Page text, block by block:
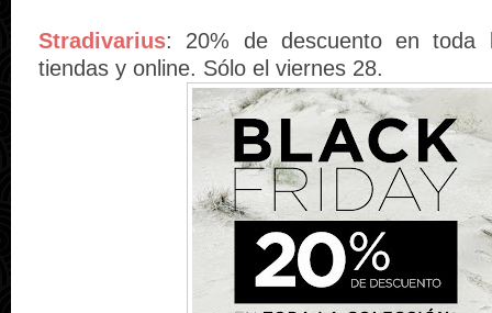
Stradivarius: 20% de descuento en toda
tiendas y online. Sólo el viernes 28.